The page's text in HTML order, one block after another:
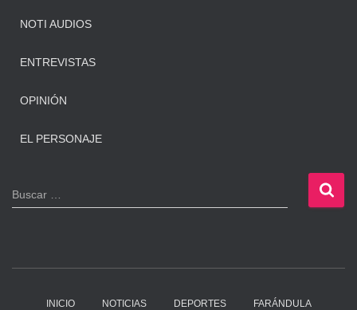
NOTI AUDIOS
ENTREVISTAS
OPINIÓN
EL PERSONAJE
B
u
Buscar …
INICIO NOTICIAS DEPORTES FARÁNDULA